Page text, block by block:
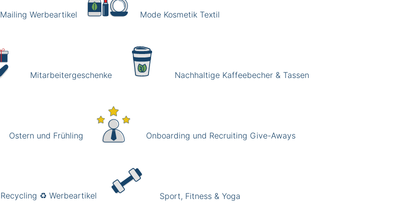
Mailing Werbeartikel Mode Kosmetik Textil
Mitarbeitergeschenke Nachhaltige Kaffeebecher & Tassen
Ostern und Frühling Onboarding und Recruiting Give-Aways
Recycling ♻️ Werbeartikel Sport, Fitness & Yoga